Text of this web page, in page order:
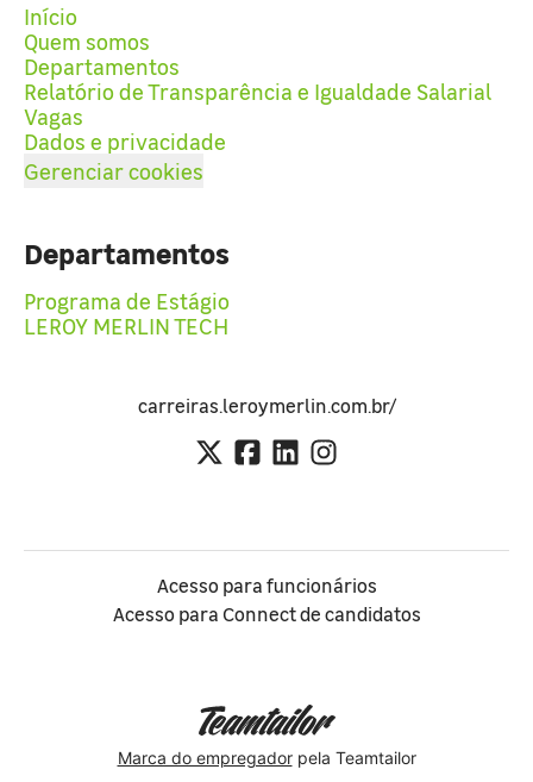
Início
Quem somos
Departamentos
Relatório de Transparência e Igualdade Salarial
Vagas
Dados e privacidade
Gerenciar cookies
Departamentos
Programa de Estágio
LEROY MERLIN TECH
carreiras.leroymerlin.com.br/
Acesso para funcionários
Acesso para Connect de candidatos
Marca do empregadorpela Teamtailor